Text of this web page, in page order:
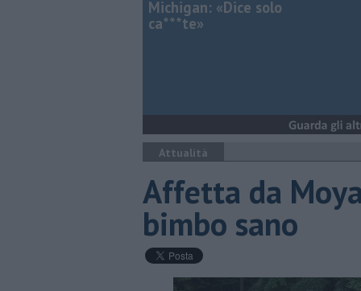
Michigan: «Dice solo
ca***te»
Attualità
Affetta da
bimbo sano